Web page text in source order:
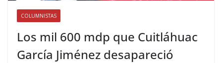
COLUMNISTAS
Los mil 600 mdp que Cuitláhuac
García Jiménez desapareció